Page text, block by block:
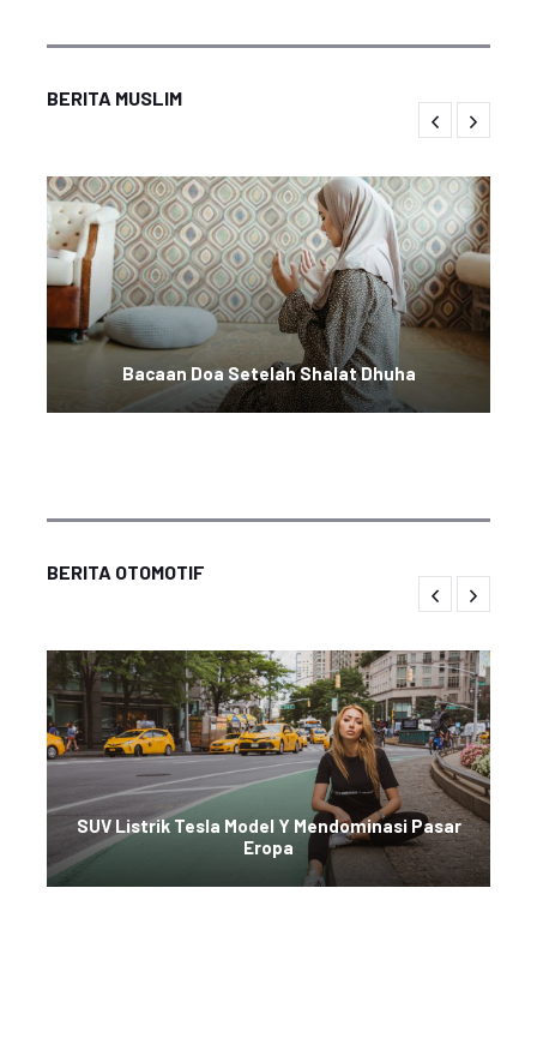
BERITA MUSLIM
Bacaan Doa Setelah Shalat Dhuha
BERITA OTOMOTIF
SUV Listrik Tesla Model Y Mendominasi Pasar
Eropa